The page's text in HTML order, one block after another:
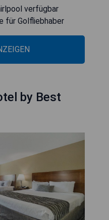
verfügbar
für Golfliebhaber
by Best